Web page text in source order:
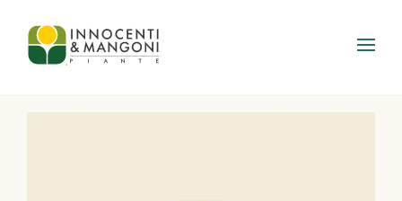
Skip to main content